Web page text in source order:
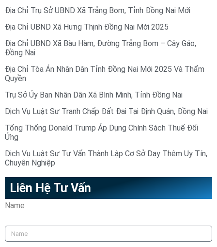
Địa Chỉ Trụ Sở UBND Xã Trảng Bom, Tỉnh Đồng Nai Mới
Địa Chỉ UBND Xã Hưng Thịnh Đồng Nai Mới 2025
Địa Chỉ UBND Xã Bàu Hàm, Đường Trảng Bom – Cây Gáo,
Đồng Nai
Địa Chỉ Tòa Án Nhân Dân Tỉnh Đồng Nai Mới 2025 Và Thẩm
Quyền
Trụ Sở Ủy Ban Nhân Dân Xã Bình Minh, Tỉnh Đồng Nai
Dịch Vụ Luật Sư Tranh Chấp Đất Đai Tại Định Quán, Đồng Nai
Tổng Thống Donald Trump Áp Dụng Chính Sách Thuế Đối
Ứng
Dịch Vụ Luật Sư Tư Vấn Thành Lập Cơ Sở Dạy Thêm Uy Tín,
Chuyên Nghiệp
Liên Hệ Tư Vấn
Name